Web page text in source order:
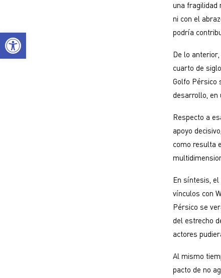
Abrir barra de herramientas
una fragilidad
ni con el
podría
De lo
cuarto de
Golfo Pérsico
desarrollo, en
Respecto a
apoyo
como resulta
En síntesis,
vínculos con
Pérsico se
del estrecho
actores
Al mismo
pacto de no